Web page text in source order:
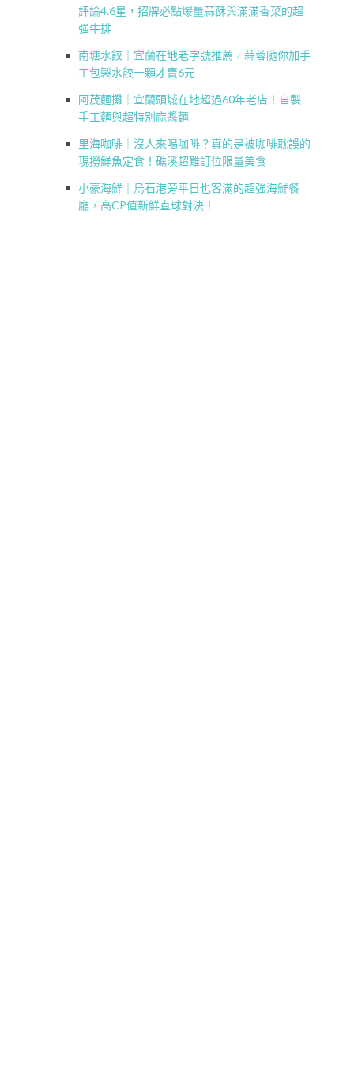
評論4.6星，招牌必點爆量蒜酥與滿滿香菜的超
強牛排
南塘水餃｜宜蘭在地老字號推薦，蒜蓉隨你加手
工包製水餃一顆才賣6元
阿茂麵攤｜宜蘭頭城在地超過60年老店！自製
手工麵與超特別麻醬麵
里海咖啡｜沒人來喝咖啡？真的是被咖啡耽誤的
現撈鮮魚定食！礁溪超難訂位限量美食
小豪海鮮｜烏石港旁平日也客滿的超強海鮮餐
廳，高CP值新鮮直球對決！